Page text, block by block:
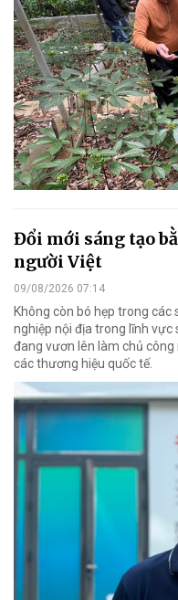
Đổi mới sáng tạo
người Việt
09/08/2026 07:14
Không còn bó hẹp trong
nghiệp nội địa trong lĩnh vực
đang vươn lên làm chủ
các thương hiệu quốc tế.